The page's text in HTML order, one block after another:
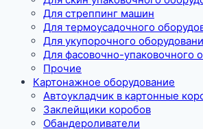
Для стреппинг машин
Для термоусадочного
Для укупорочного
Для фасовочно-упаковочного
Прочие
Картонажное оборудование
Автоукладчик в картонные
Заклейщики коробов
Обандероливатели